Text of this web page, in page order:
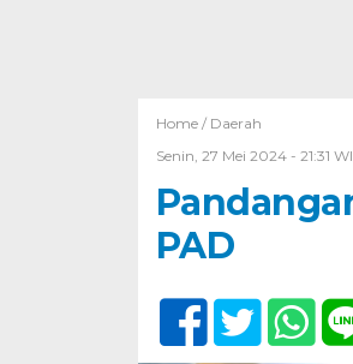
Home / Daerah
Senin, 27 Mei 2024 - 21:31
PAD